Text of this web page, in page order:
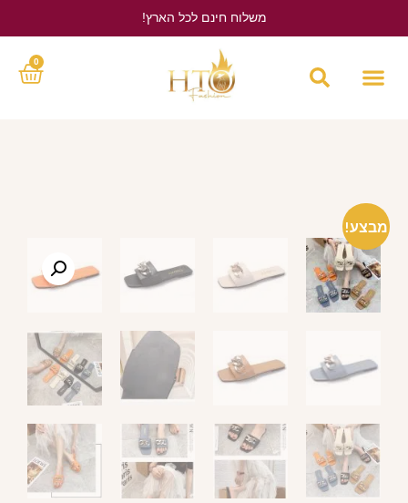
משלוח חינם לכל הארץ!
0
מבצע!